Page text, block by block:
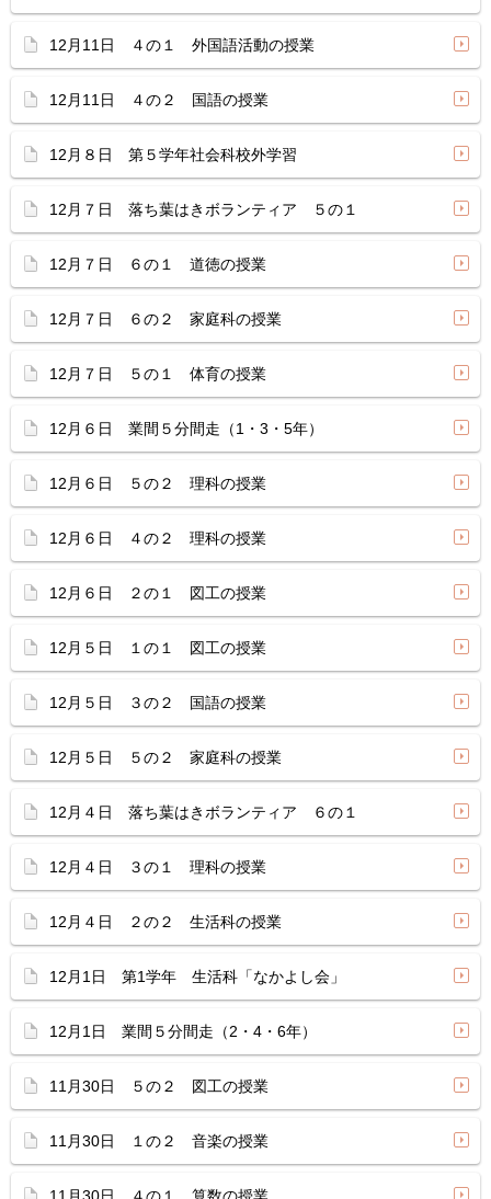
12月11日 ４の１ 外国語活動の授業
12月11日 ４の２ 国語の授業
12月８日 第５学年社会科校外学習
12月７日 落ち葉はきボランティア ５の１
12月７日 ６の１ 道徳の授業
12月７日 ６の２ 家庭科の授業
12月７日 ５の１ 体育の授業
12月６日 業間５分間走（1・3・5年）
12月６日 ５の２ 理科の授業
12月６日 ４の２ 理科の授業
12月６日 ２の１ 図工の授業
12月５日 １の１ 図工の授業
12月５日 ３の２ 国語の授業
12月５日 ５の２ 家庭科の授業
12月４日 落ち葉はきボランティア ６の１
12月４日 ３の１ 理科の授業
12月４日 ２の２ 生活科の授業
12月1日 第1学年 生活科「なかよし会」
12月1日 業間５分間走（2・4・6年）
11月30日 ５の２ 図工の授業
11月30日 １の２ 音楽の授業